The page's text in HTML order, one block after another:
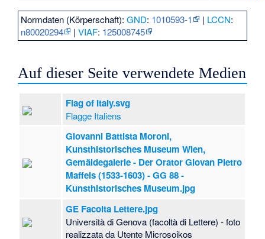
Normdaten (Körperschaft):GND: 1010593-1 | LCCN:
n80020294
|VIAF: 125008745
Auf dieser Seite verwendete Medien
Flag of Italy.svg
Flagge Italiens
Giovanni Battista Moroni,
Kunsthistorisches Museum Wien,
Gemäldegalerie - Der Orator Giovan Pietro
Maffeis (1533-1603) - GG 88 -
Kunsthistorisches Museum.jpg
GE Facolta Lettere.jpg
Università di Genova (facoltà di Lettere) - foto
realizzata da Utente Microsoikos